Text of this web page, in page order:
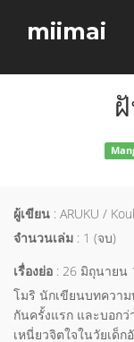
miimai
ผู้เขียน : ARUKU /
จำนวนเล่ม : 1 (จบ)
เรื่องย่อ : 26 มิถุนายน
โมริ นักเขียนบทความ
กันครั้งแรก และบอก
เหนี่ยวจิตใจในวัยเด็